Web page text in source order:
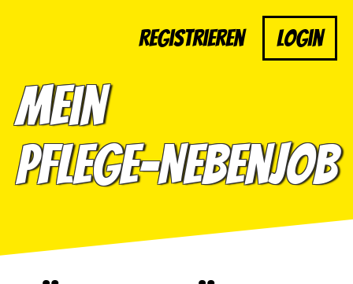
Registrieren Login
Mein
Pflege-Nebenjob